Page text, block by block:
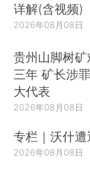
详解(含视频)
2026年08月08日
贵州山脚树
三年 矿长涉
大代表
2026年08月08日
专栏｜沃什
2026年08月08日